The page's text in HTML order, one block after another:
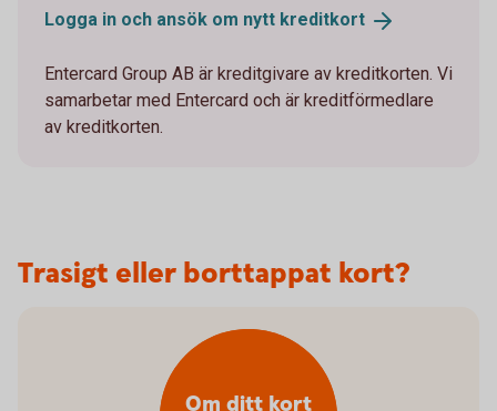
Logga in och ansök om nytt kreditkort
Entercard Group AB är kreditgivare av kreditkorten. Vi
samarbetar med Entercard och är kreditförmedlare
av kreditkorten.
Trasigt eller borttappat kort?
Om ditt kort